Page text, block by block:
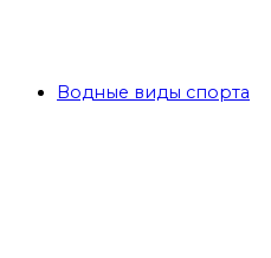
Водные виды спорта